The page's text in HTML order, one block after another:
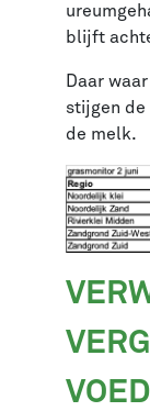
blijft
Daar
stijgen de
de melk.